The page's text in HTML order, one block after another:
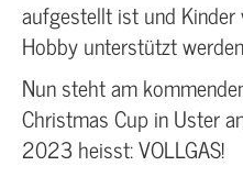
aufgestellt ist und
Hobby unterstützt
Nun steht am
Christmas Cup in Uster
2023 heisst: VOLLGAS!